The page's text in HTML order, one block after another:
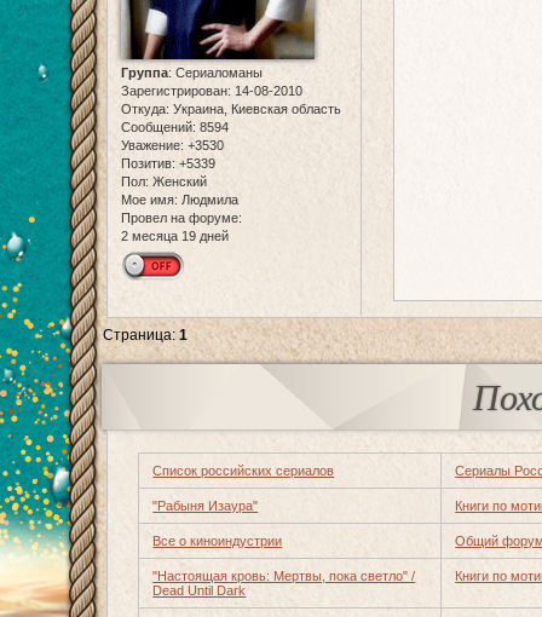
Группа: Сериаломаны
Зарегистрирован: 14-08-2010
Откуда: Украина, Киевская область
Сообщений: 8594
Уважение: +3530
Позитив: +5339
Пол: Женский
Мое имя: Людмила
Провел на форуме:
2 месяца 19 дней
Страница:1
Список российских сериалов Сериалы
"Рабыня Изаура" Книги по
Все о киноиндустрии Общий
"Настоящая кровь: Мертвы, пока светло" /
Dead Until Dark
Книги по